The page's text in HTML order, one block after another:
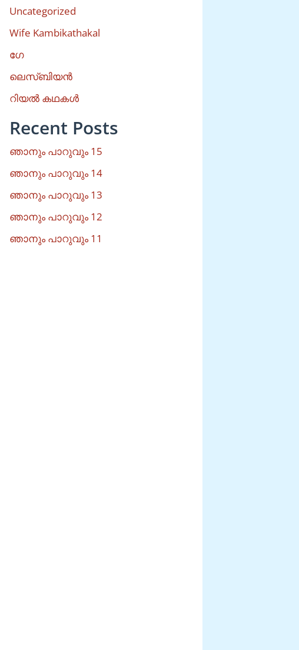
Uncategorized
Wife Kambikathakal
ഗേ
ലെസ്ബിയൻ
റിയൽ കഥകൾ
Recent Posts
ഞാനും പാറുവും 15
ഞാനും പാറുവും 14
ഞാനും പാറുവും 13
ഞാനും പാറുവും 12
ഞാനും പാറുവും 11